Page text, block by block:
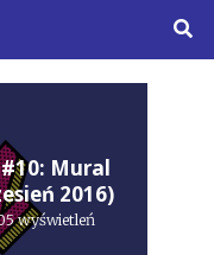
Mural
2016)
wyświetleń